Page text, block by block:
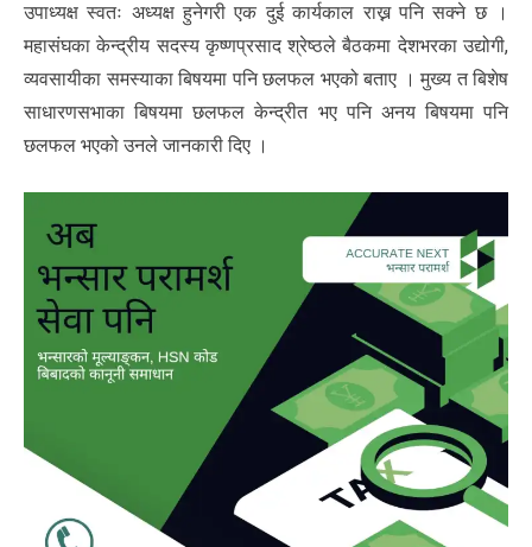
उपाध्यक्ष स्वतः अध्यक्ष हुनेगरी एक दुई कार्यकाल राख्न पनि सक्ने छ ।
महासंघका केन्द्रीय सदस्य कृष्णप्रसाद श्रेष्ठले बैठकमा देशभरका उद्योगी,
व्यवसायीका समस्याका बिषयमा पनि छलफल भएको बताए । मुख्य त बिशेष
साधारणसभाका बिषयमा छलफल केन्द्रीत भए पनि अनय बिषयमा पनि
छलफल भएको उनले जानकारी दिए ।